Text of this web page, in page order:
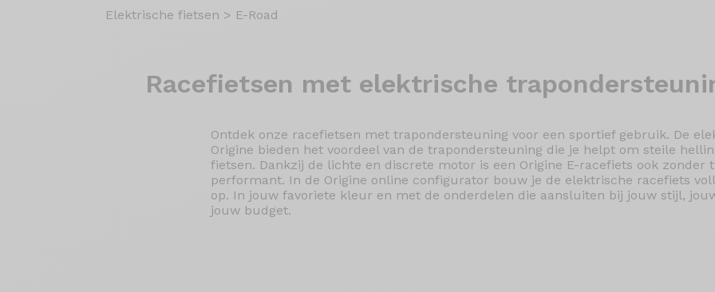
Elektrische fietsen > E-Road
Racefietsen met elektrische
Ontdek onze racefietsen met trapondersteuning voor een sportief gebruik. De
Origine bieden het voordeel van de trapondersteuning die je helpt om steile
fietsen. Dankzij de lichte en discrete motor is een Origine E-racefiets ook zonder
performant. In de Origine online configurator bouw je de elektrische racefiets
op. In jouw favoriete kleur en met de onderdelen die aansluiten bij jouw stijl,
jouw budget.